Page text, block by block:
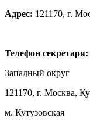
Адрес: 121170, г.
Телефон секретаря:
Западный округ
121170, г. Москва,
м. Кутузовская